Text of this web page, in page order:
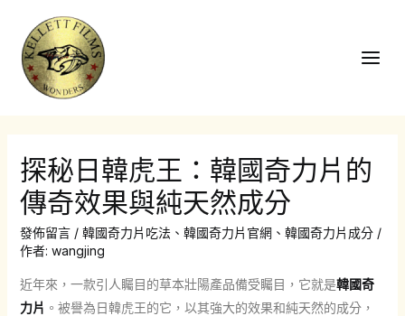
探秘日韓虎王：韓國奇力片的
傳奇效果與純天然成分
發佈留言 / 韓國奇力片吃法、 韓國奇力片官網、 韓國奇力片成分/
作者: wangjing
近年來，一款引人矚目的草本壯陽產品備受矚目，它就是韓國奇
力片 。被譽為日韓虎王的它，以其強大的效果和純天然的成分，